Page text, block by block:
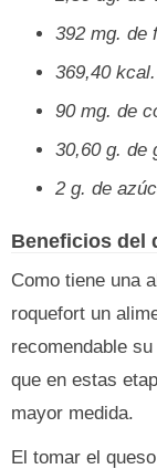
392 mg. de
369,40
90 mg. de
30,60 g. de
2 g. de
Beneficios del
Como tiene una
roquefort un
recomendable
que en estas
mayor medida.
El tomar el